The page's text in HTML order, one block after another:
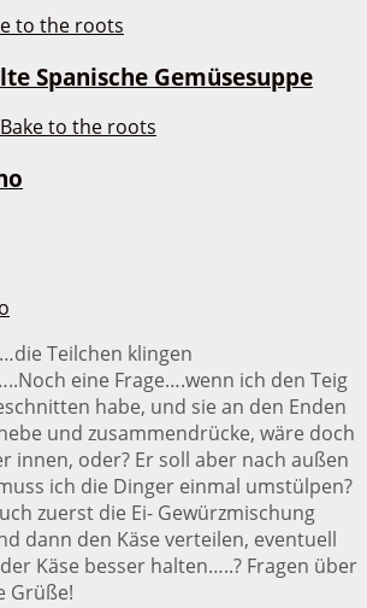
Spanische Gemüsesuppe
Teilchen klingen
eine Frage….wenn ich den Teig
habe, und sie an den Enden
und zusammendrücke, wäre doch
innen, oder? Er soll aber nach außen
ich die Dinger einmal umstülpen?
zuerst die Ei- Gewürzmischung
dann den Käse verteilen, eventuell
Käse besser halten…..? Fragen über
Grüße!